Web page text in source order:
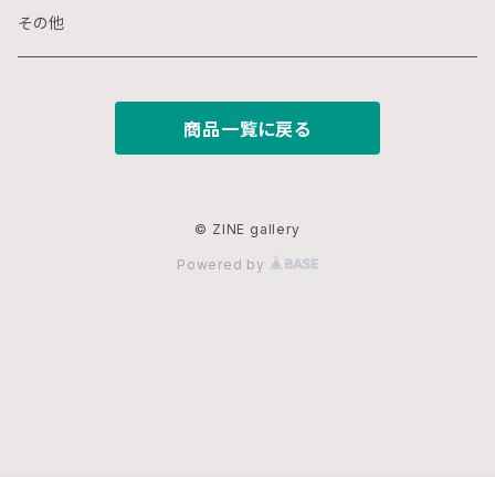
スプレー画
ステンシル
デジタルプリント
木
ポストカード
その他
商品一覧に戻る
© ZINE gallery
Powered by